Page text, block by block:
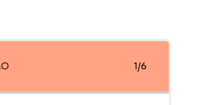
1/6